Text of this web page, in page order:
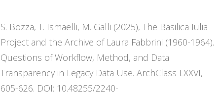
S. Bozza, T. Ismaelli, M. Galli (2025), The Basilica Iulia
Project and the Archive of Laura Fabbrini (1960-1964).
Questions of Workflow, Method, and Data
Transparency in Legacy Data Use. ArchClass LXXVI,
605-626. DOI: 10.48255/2240-